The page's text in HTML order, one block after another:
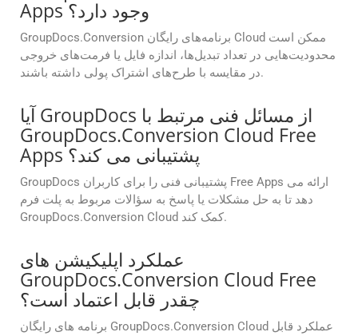
Apps وجود دارد؟
GroupDocs.Conversion برنامه‌های رایگان Cloud ممکن است
محدودیت‌هایی در تعداد تبدیل‌ها، اندازه فایل یا فرمت‌های خروجی
در مقایسه با طرح‌های اشتراک پولی داشته باشند.
آیا GroupDocs از مسائل فنی مرتبط با
GroupDocs.Conversion Cloud Free
Apps پشتیبانی می کند؟
GroupDocs پشتیبانی فنی را برای کاربران Free Apps ارائه می
دهد تا به حل مشکلات یا پاسخ به سؤالات مربوط به پلت فرم
GroupDocs.Conversion Cloud کمک کند.
عملکرد اپلیکیشن های
GroupDocs.Conversion Cloud Free
چقدر قابل اعتماد است؟
برنامه های رایگان GroupDocs.Conversion Cloud عملکرد قابل